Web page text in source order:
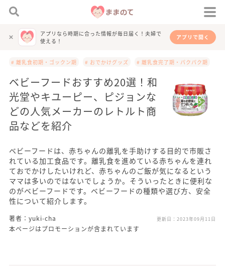
アプリなら時期に合った情報が毎日届く！夫婦で
使える！
アプリで開く
# 離乳食初期・ゴックン期 # おでかけグッズ # 離乳食完了期・パクパク期
ベビーフードおすすめ20選！和
光堂やキユーピー、ピジョンな
どの人気メーカーのレトルト商
品などを紹介
ベビーフードは、赤ちゃんの離乳を手助けする目的で市販さ
れている加工食品です。離乳食を進めている赤ちゃんを連れ
ておでかけしたいけれど、赤ちゃんのご飯が気になるという
ママは多いのではないでしょうか。そういったときに便利な
のがベビーフードです。ベビーフードの種類や選び方、安全
性について紹介します。
著者：yuki-cha 更新日： 2023年09月11日
本ページはプロモーションが含まれています